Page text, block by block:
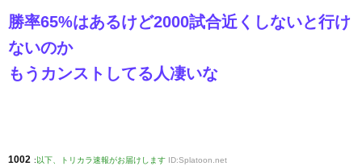
勝率65%はあるけど2000試合近くしないと行け
ないのか
もうカンストしてる人凄いな
1002 : 以下、トリカラ速報がお届けします ID:Splatoon.net